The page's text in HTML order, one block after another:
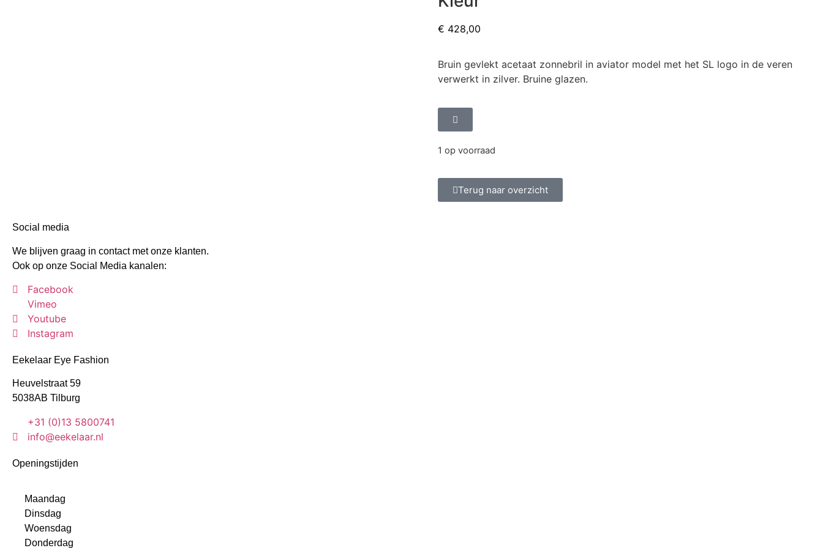
€ 428,00
Bruin gevlekt acetaat zonnebril in aviator model met het SL logo in de veren
verwerkt in zilver. Bruine glazen.
1 op voorraad
Terug naar overzicht
Social media
We blijven graag in contact met onze klanten.
Ook op onze Social Media kanalen:
Facebook
Vimeo
Youtube
Instagram
Eekelaar Eye Fashion
Heuvelstraat 59
5038AB Tilburg
+31 (0)13 5800741
info@eekelaar.nl
Openingstijden
Maandag
Dinsdag
Woensdag
Donderdag